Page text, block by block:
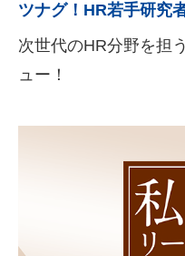
ツナグ！HR若手研究
次世代のHR分野を担
ュー！